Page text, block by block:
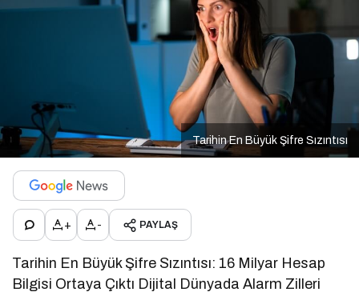
Tarihin En Büyük Şifre Sızıntısı
+ - PAYLAŞ
Tarihin En Büyük Şifre Sızıntısı: 16 Milyar Hesap
Bilgisi Ortaya Çıktı Dijital Dünyada Alarm Zilleri